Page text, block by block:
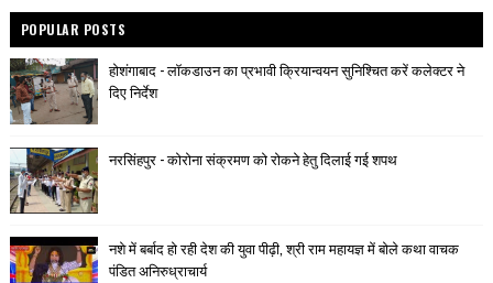
POPULAR POSTS
होशंगाबाद - लॉकडाउन का प्रभावी क्रियान्वयन सुनिश्चित करें कलेक्टर ने
दिए निर्देश
नरसिंहपुर - कोरोना संक्रमण को रोकने हेतु दिलाई गई शपथ
नशे में बर्बाद हो रही देश की युवा पीढ़ी, श्री राम महायज्ञ में बोले कथा वाचक
पंडित अनिरुध्राचार्य